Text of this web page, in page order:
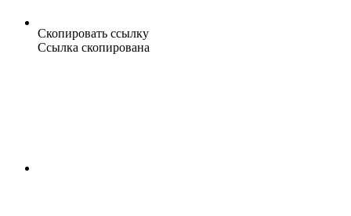
Скопировать ссылку
Ссылка скопирована